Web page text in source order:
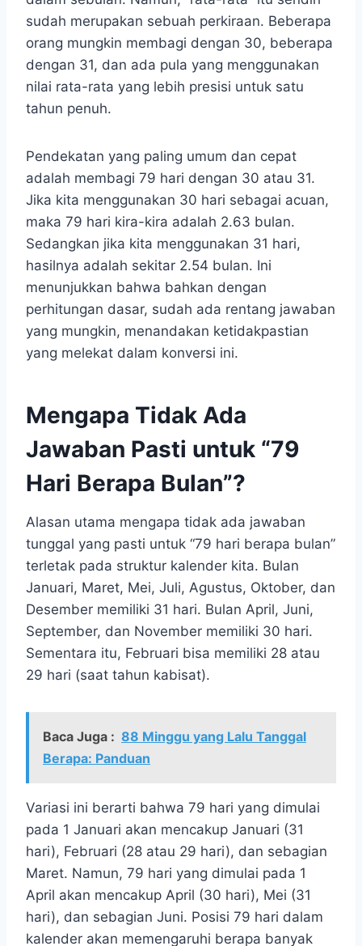
sudah merupakan sebuah perkiraan. Beberapa
orang mungkin membagi dengan 30, beberapa
dengan 31, dan ada pula yang menggunakan
nilai rata-rata yang lebih presisi untuk satu
tahun penuh.
Pendekatan yang paling umum dan cepat
adalah membagi 79 hari dengan 30 atau 31.
Jika kita menggunakan 30 hari sebagai acuan,
maka 79 hari kira-kira adalah 2.63 bulan.
Sedangkan jika kita menggunakan 31 hari,
hasilnya adalah sekitar 2.54 bulan. Ini
menunjukkan bahwa bahkan dengan
perhitungan dasar, sudah ada rentang jawaban
yang mungkin, menandakan ketidakpastian
yang melekat dalam konversi ini.
Mengapa Tidak Ada
Jawaban Pasti untuk “79
Hari Berapa Bulan”?
Alasan utama mengapa tidak ada jawaban
tunggal yang pasti untuk “79 hari berapa bulan”
terletak pada struktur kalender kita. Bulan
Januari, Maret, Mei, Juli, Agustus, Oktober, dan
Desember memiliki 31 hari. Bulan April, Juni,
September, dan November memiliki 30 hari.
Sementara itu, Februari bisa memiliki 28 atau
29 hari (saat tahun kabisat).
Baca Juga : 88 Minggu yang Lalu Tanggal
Berapa: Panduan
Variasi ini berarti bahwa 79 hari yang dimulai
pada 1 Januari akan mencakup Januari (31
hari), Februari (28 atau 29 hari), dan sebagian
Maret. Namun, 79 hari yang dimulai pada 1
April akan mencakup April (30 hari), Mei (31
hari), dan sebagian Juni. Posisi 79 hari dalam
kalender akan memengaruhi berapa banyak